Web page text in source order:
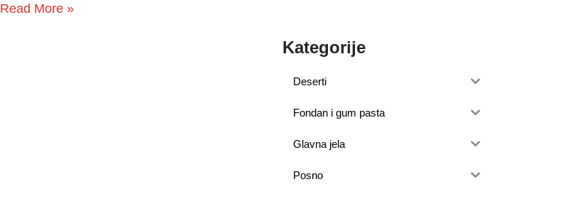
Read More »
Kategorije
Deserti
Fondan i gum pasta
Glavna jela
Posno